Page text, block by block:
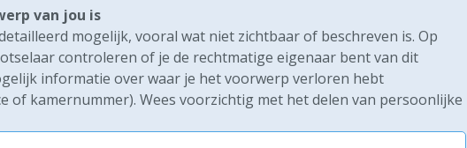
van jou is
mogelijk, vooral wat niet zichtbaar of beschreven is. Op
controleren of je de rechtmatige eigenaar bent van dit
informatie over waar je het voorwerp verloren hebt
of kamernummer). Wees voorzichtig met het delen van persoonlijke